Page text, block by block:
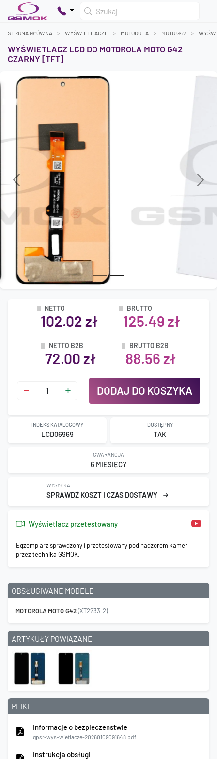
Szukaj
Dodaj produkty, aby kontynuować.
STRONA GŁÓWNA WYŚWIETLACZE MOTOROLA MOTO G42
WYŚWIETLACZ LCD DO MOTOROLA MOTO G42
CZARNY [TFT]
Previous Next
NETTO
102.02 zł
BRUTTO
125.49 zł
NETTO B2B
72.00 zł
BRUTTO B2B
88.56 zł
DODAJ DO KOSZYKA
INDEKS KATALOGOWY
LCD06969
DOSTĘPNY
TAK
GWARANCJA
6 MIESIĘCY
WYSYŁKA
SPRAWDŹ KOSZT I CZAS DOSTAWY
Wyświetlacz przetestowany
Egzemplarz sprawdzony i przetestowany pod nadzorem kamer
przez technika GSMOK.
OBSŁUGIWANE MODELE
MOTOROLA MOTO G42(XT2233-2)
ARTYKUŁY POWIĄZANE
PLIKI
Informacje o bezpieczeństwie
gpsr-wys-wietlacze-20260109091648.pdf
Instrukcja obsługi